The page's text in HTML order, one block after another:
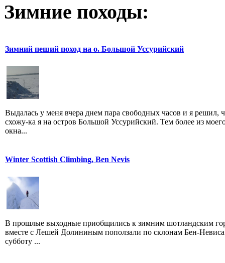
Зимние походы:
Зимний пеший поход на о. Большой Уссурийский
Выдалась у меня вчера днем пара свободных часов и я решил,
схожу-ка я на остров Большой Уссурийский. Тем более из
окна...
Winter Scottish Climbing, Ben Nevis
В прошлые выходные приобщились к зимним шотландским
вместе с Лешей Долининым поползали по склонам Бен-
субботу ...